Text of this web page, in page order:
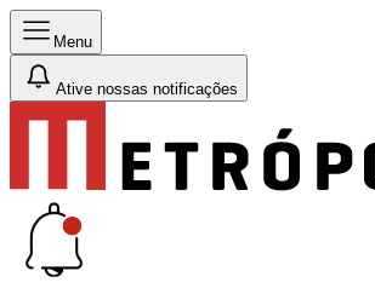
Menu
Ative nossas notificações